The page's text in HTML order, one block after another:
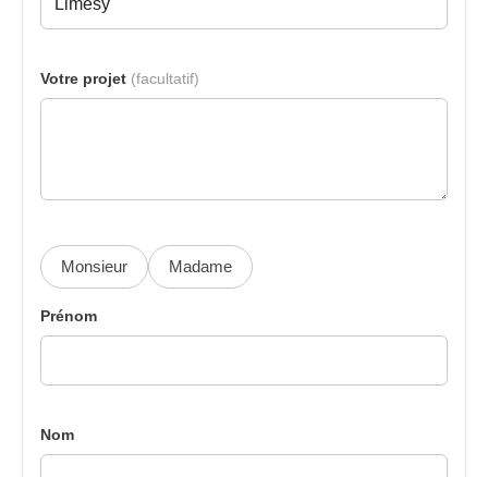
Votre projet (facultatif)
Monsieur Madame
Prénom
Nom